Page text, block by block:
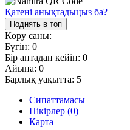
Қатені анықтадыңыз ба?
Поднять в топ
Көру саны:
Бүгін: 0
Бір аптадан кейін: 0
Айына: 0
Барлық уақытта: 5
Сипаттамасы
Пікірлер (0)
Карта